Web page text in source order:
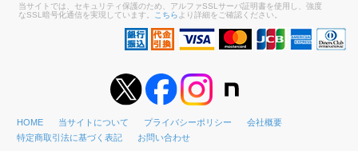
当サイトでは、セキュリティ保護のため、アルファSSLサーバ証明書を使用し、強度
なSSL暗号化通信を実現しています。
こちら より詳細をご確認ください。
HOME 当サイトについて プライバシーポリシー
会社概要
特定商取引法に基づく表記
お問い合わせ